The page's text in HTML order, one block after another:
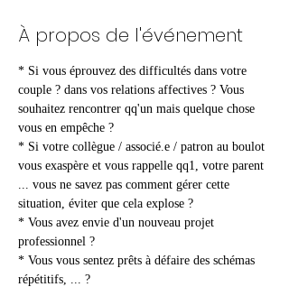
À propos de l'événement
* Si vous éprouvez des difficultés dans votre
couple ? dans vos relations affectives ? Vous
souhaitez rencontrer qq'un mais quelque chose
vous en empêche ?
* Si votre collègue / associé.e / patron au boulot
vous exaspère et vous rappelle qq1, votre parent
... vous ne savez pas comment gérer cette
situation, éviter que cela explose ?
* Vous avez envie d'un nouveau projet
professionnel ?
* Vous vous sentez prêts à défaire des schémas
répétitifs, ... ?